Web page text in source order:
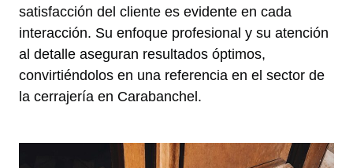
satisfacción del cliente es evidente en cada
interacción. Su enfoque profesional y su atención
al detalle aseguran resultados óptimos,
convirtiéndolos en una referencia en el sector de
la cerrajería en Carabanchel.